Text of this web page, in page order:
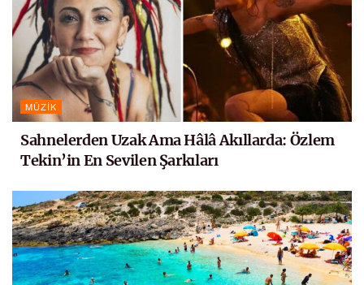
MÜZIK
Sahnelerden Uzak Ama Hâlâ Akıllarda: Özlem
Tekin’in En Sevilen Şarkıları